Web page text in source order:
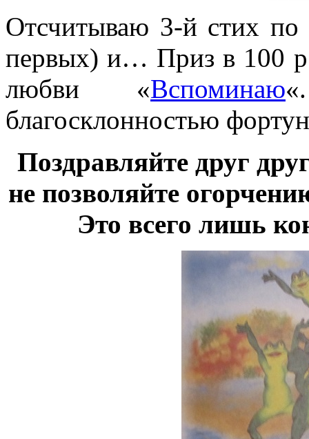
Отсчитываю 3-й стих по
первых) и… Приз в 100 р.
любви «Вспоминаю
благосклонностью
Поздравляйте друг
не позволяйте
Это всего лишь